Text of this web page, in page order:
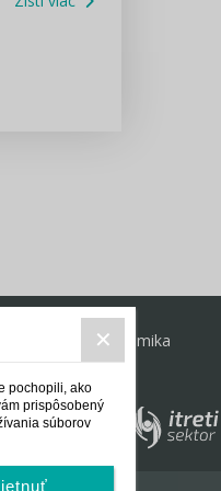
Ekonomika
pochopili, ako
prispôsobený
súborov